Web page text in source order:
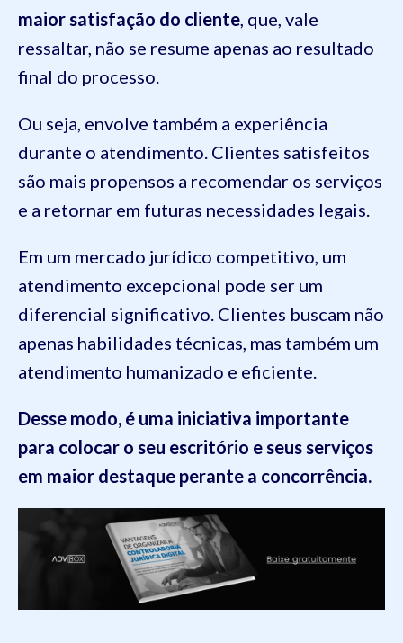
maior satisfação do cliente , que, vale
ressaltar, não se resume apenas ao resultado
final do processo.
Ou seja, envolve também a experiência
durante o atendimento. Clientes satisfeitos
são mais propensos a recomendar os serviços
e a retornar em futuras necessidades legais.
Em um mercado jurídico competitivo, um
atendimento excepcional pode ser um
diferencial significativo. Clientes buscam não
apenas habilidades técnicas, mas também um
atendimento humanizado e eficiente.
Desse modo, é uma iniciativa importante
para colocar o seu escritório e seus serviços
em maior destaque perante a concorrência.